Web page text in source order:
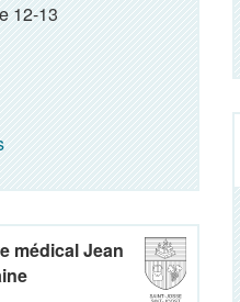
12-13
médical Jean